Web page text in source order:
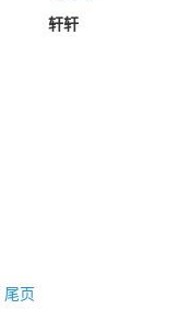
轩轩
尾页